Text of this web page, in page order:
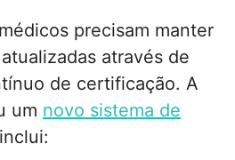
precisam manter
através de
de certificação. A
um novo sistema de